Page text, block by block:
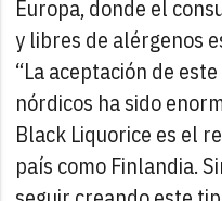
Europa, donde el
y libres de alérgenos
“La aceptación de
nórdicos ha sido
Black Liquorice es el
país como Finlandia.